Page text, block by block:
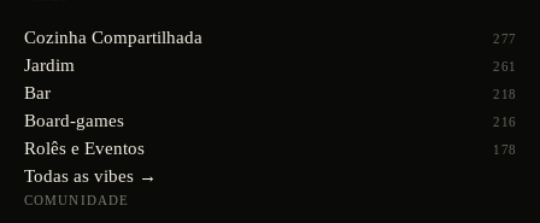
Cozinha Compartilhada 277
Jardim 261
Bar 218
Board-games 216
Rolês e Eventos 178
Todas as vibes →
COMUNIDADE